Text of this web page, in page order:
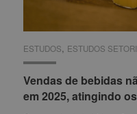
ESTUDOS, ESTUDOS
Vendas de bebidas
em 2025, atingindo
ESTUDOS ESTUDOS
Vendas de bebidas
em 2025, atingindo